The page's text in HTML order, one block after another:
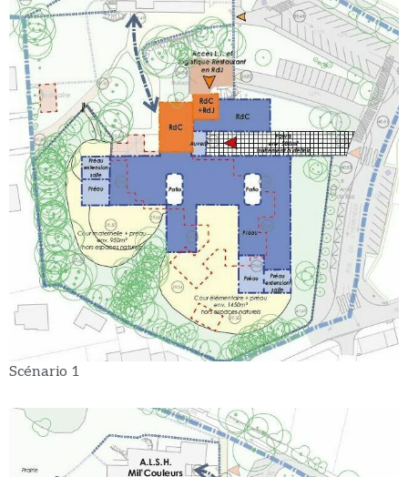
Scénario 1